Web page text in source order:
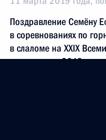
Поздравление Семёну
в соревнованиях по
в слаломе на XXIX
универсиаде 2019 года